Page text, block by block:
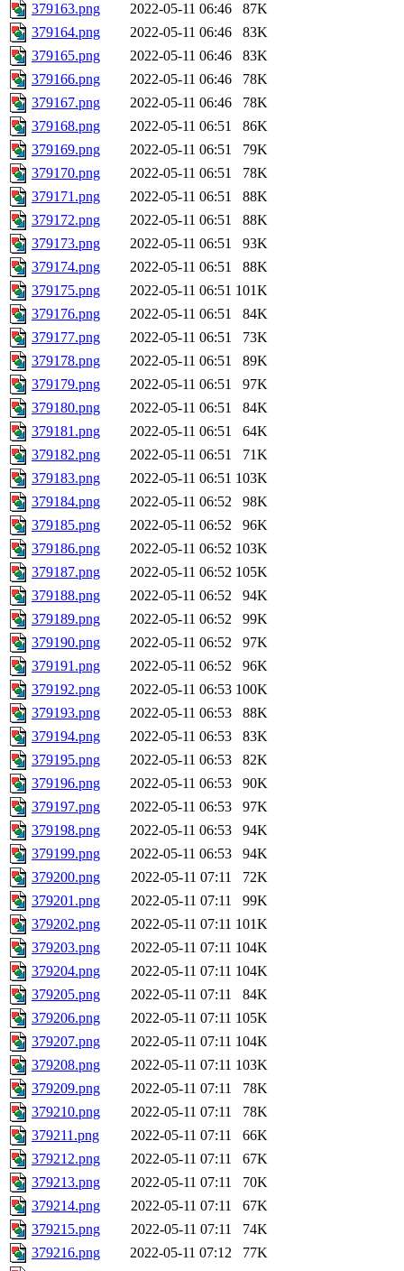
379163.png
2022-05-11 06:46
87K
379164.png
2022-05-11 06:46
83K
379165.png
2022-05-11 06:46
83K
379166.png
2022-05-11 06:46
78K
379167.png
2022-05-11 06:46
78K
379168.png
2022-05-11 06:51
86K
379169.png
2022-05-11 06:51
79K
379170.png
2022-05-11 06:51
78K
379171.png
2022-05-11 06:51
88K
379172.png
2022-05-11 06:51
88K
379173.png
2022-05-11 06:51
93K
379174.png
2022-05-11 06:51
88K
379175.png
2022-05-11 06:51 101K
379176.png
2022-05-11 06:51
84K
379177.png
2022-05-11 06:51
73K
379178.png
2022-05-11 06:51
89K
379179.png
2022-05-11 06:51
97K
379180.png
2022-05-11 06:51
84K
379181.png
2022-05-11 06:51
64K
379182.png
2022-05-11 06:51
71K
379183.png
2022-05-11 06:51 103K
379184.png
2022-05-11 06:52
98K
379185.png
2022-05-11 06:52
96K
379186.png
2022-05-11 06:52 103K
379187.png
2022-05-11 06:52 105K
379188.png
2022-05-11 06:52
94K
379189.png
2022-05-11 06:52
99K
379190.png
2022-05-11 06:52
97K
379191.png
2022-05-11 06:52
96K
379192.png
2022-05-11 06:53 100K
379193.png
2022-05-11 06:53
88K
379194.png
2022-05-11 06:53
83K
379195.png
2022-05-11 06:53
82K
379196.png
2022-05-11 06:53
90K
379197.png
2022-05-11 06:53
97K
379198.png
2022-05-11 06:53
94K
379199.png
2022-05-11 06:53
94K
379200.png
2022-05-11 07:11
72K
379201.png
2022-05-11 07:11
99K
379202.png
2022-05-11 07:11 101K
379203.png
2022-05-11 07:11 104K
379204.png
2022-05-11 07:11 104K
379205.png
2022-05-11 07:11
84K
379206.png
2022-05-11 07:11 105K
379207.png
2022-05-11 07:11 104K
379208.png
2022-05-11 07:11 103K
379209.png
2022-05-11 07:11
78K
379210.png
2022-05-11 07:11
78K
379211.png
2022-05-11 07:11
66K
379212.png
2022-05-11 07:11
67K
379213.png
2022-05-11 07:11
70K
379214.png
2022-05-11 07:11
67K
379215.png
2022-05-11 07:11
74K
379216.png
2022-05-11 07:12
77K